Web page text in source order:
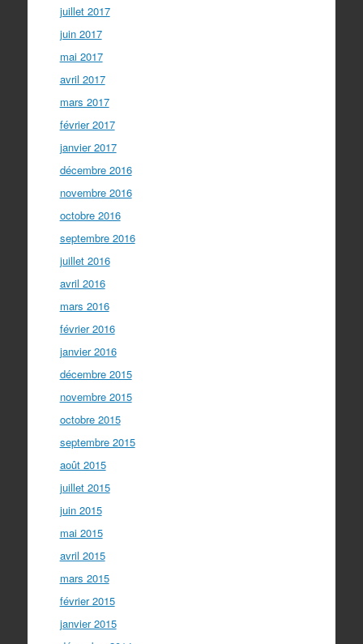
juillet 2017
juin 2017
mai 2017
avril 2017
mars 2017
février 2017
janvier 2017
décembre 2016
novembre 2016
octobre 2016
septembre 2016
juillet 2016
avril 2016
mars 2016
février 2016
janvier 2016
décembre 2015
novembre 2015
octobre 2015
septembre 2015
août 2015
juillet 2015
juin 2015
mai 2015
avril 2015
mars 2015
février 2015
janvier 2015